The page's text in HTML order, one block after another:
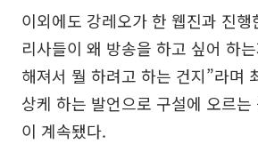
이외에도 강레오가 한 웹진과 진
리사들이 왜 방송을 하고 싶어 하
해져서 뭘 하려고 하는 건지”라며
상케 하는 발언으로 구설에 오르
이 계속됐다.